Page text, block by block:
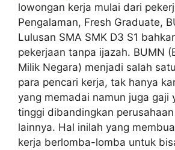
lowongan kerja mulai dari
Pengalaman, Fresh Graduate,
Lulusan SMA SMK D3 S1
pekerjaan tanpa ijazah. BUMN
Milik Negara) menjadi salah
para pencari kerja, tak hanya
yang memadai namun juga gaji
tinggi dibandingkan
lainnya. Hal inilah yang
kerja berlomba-lomba untuk